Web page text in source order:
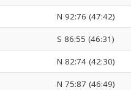
N 92:76 (47:42)
S 86:55 (46:31)
N 82:74 (42:30)
N 75:87 (46:49)